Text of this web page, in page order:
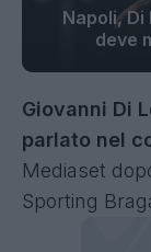
Napoli,
deve
Giovanni Di
parlato nel
Mediaset
Sporting